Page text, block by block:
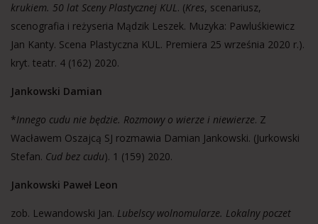
krukiem. 50 lat Sceny Plastycznej KUL. (Kres, scenariusz,
scenografia i reżyseria Mądzik Leszek. Muzyka: Pawluśkiewicz
Jan Kanty. Scena Plastyczna KUL. Premiera 25 września 2020 r.).
kryt. teatr. 4 (162) 2020.
Jankowski Damian
*Innego cudu nie będzie. Rozmowy o wierze i niewierze. Z
Wacławem Oszajcą SJ rozmawia Damian Jankowski. (Jurkowski
Stefan. Cud bez cudu). 1 (159) 2020.
Jankowski Paweł Leon
zob. Lewandowski Jan. Lubelscy wolnomularze. Lokalny poczet